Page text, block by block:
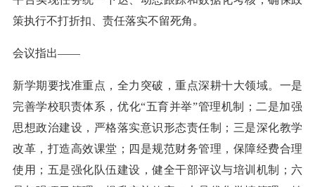
策执行不打折扣、责任落实不留死角。
会议指出——
新学期要找准重点，全力突破，重点深耕十大领域。一是
完善学校职责体系，优化“五育并举”管理机制；二是加强
思想政治建设，严格落实意识形态责任制；三是深化教学
改革，打造高效课堂；四是规范财务管理，保障经费合理
使用；五是强化队伍建设，健全干部评议与培训机制；六